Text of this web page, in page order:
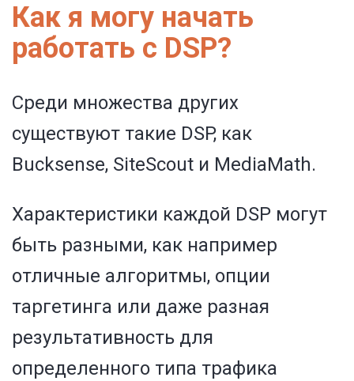
Как я могу начать
работать с DSP?
Среди множества других
существуют такие DSP, как
Bucksense, SiteScout и MediaMath.
Характеристики каждой DSP могут
быть разными, как например
отличные алгоритмы, опции
таргетинга или даже разная
результативность для
определенного типа трафика